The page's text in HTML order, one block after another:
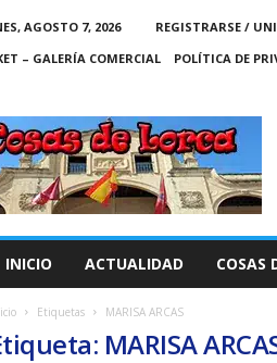
AGOSTO 7, 2026
REGISTRARSE /
– GALERÍA COMERCIAL
POLÍTICA DE
INICIO ACTUALIDAD COSAS
Etiquetas MARISA ARCAS
MARISA